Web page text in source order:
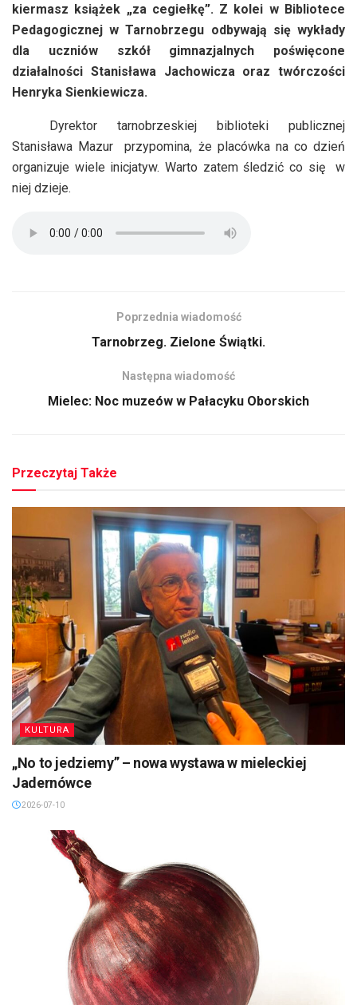
kiermasz książek „za cegiełkę”. Z kolei w Bibliotece
Pedagogicznej w Tarnobrzegu odbywają się wykłady
dla uczniów szkół gimnazjalnych poświęcone
działalności Stanisława Jachowicza oraz twórczości
Henryka Sienkiewicza.
Dyrektor tarnobrzeskiej biblioteki publicznej
Stanisława Mazur
przypomina, że placówka na co dzień
organizuje wiele inicjatyw. Warto zatem śledzić co się
w
niej dzieje.
Poprzednia wiadomość
Tarnobrzeg. Zielone Świątki.
Następna wiadomość
Mielec: Noc muzeów w Pałacyku Oborskich
Przeczytaj Także
KULTURA
„No to jedziemy” – nowa wystawa w mieleckiej
Jadernówce
2026-07-10